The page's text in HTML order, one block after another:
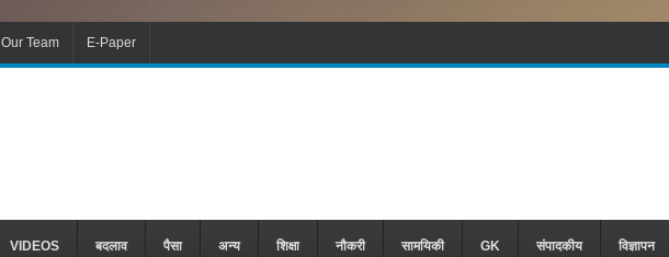
Our Team E-Paper
VIDEOS बदलाव पैसा अन्य शिक्षा नौकरी सामयिकी GK संपादकीय विज्ञापन